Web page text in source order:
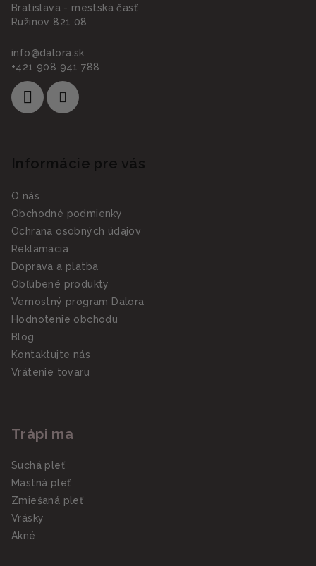
Bratislava - mestská časť
Ružinov 821 08
info@dalora.sk
+421 908 941 788
Informácie pre vás
O nás
Obchodné podmienky
Ochrana osobných údajov
Reklamácia
Doprava a platba
Obľúbené produkty
Vernostný program Dalora
Hodnotenie obchodu
Blog
Kontaktujte nás
Vrátenie tovaru
Trápi ma
Suchá pleť
Mastná pleť
Zmiešaná pleť
Vrásky
Akné